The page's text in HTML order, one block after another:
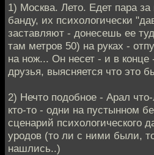
1) Москва. Лето. Едет пара за
банду, их психологически
заставляют - донесешь ее
там метров 50) на руках -
на нож... Он несет - и в конце
друзья, выясняется что это
2) Нечто подобное - Арал
кто-то - одни на пустынном
сценарий психологическогo
уродов (то ли с ними были,
нашлись..)